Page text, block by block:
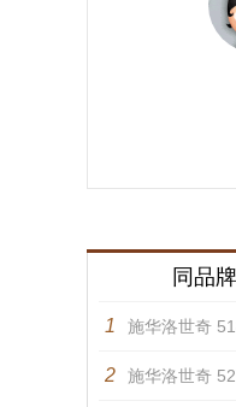
同品
1 施华洛世奇
2 施华洛世奇